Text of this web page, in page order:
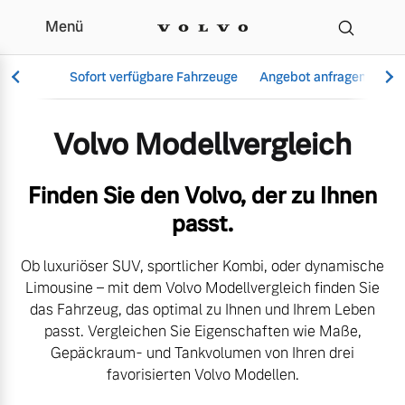
Der Volvo
Menü
Sofort verfügbare Fahrzeuge Angebot anfragen
Vollelektrisch
6 Modelle
Plug-in Hybrid
3 Modelle
Aktuelle Angebote
Über uns
Volvo Modellvergleich
Finden Sie den Volvo, der zu Ihnen
passt.
Ob luxuriöser SUV, sportlicher Kombi, oder dynamische
Limousine – mit dem Volvo Modellvergleich finden Sie
das Fahrzeug, das optimal zu Ihnen und Ihrem Leben
passt. Vergleichen Sie Eigenschaften wie Maße,
Gepäckraum- und Tankvolumen von Ihren drei
favorisierten Volvo Modellen.